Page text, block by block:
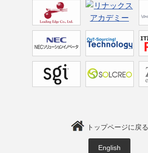
トップページに戻る
English